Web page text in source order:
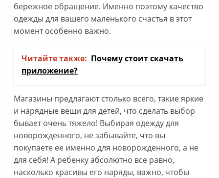
бережное обращение. Именно поэтому качество
одежды для вашего маленького счастья в этот
момент особенно важно.
Читайте также: Почему стоит скачать
приложение?
Магазины предлагают столько всего, такие яркие
и нарядные вещи для детей, что сделать выбор
бывает очень тяжело! Выбирая одежду для
новорожденного, не забывайте, что вы
покупаете ее именно для новорожденного, а не
для себя! А ребенку абсолютно все равно,
насколько красивы его наряды, важно, чтобы